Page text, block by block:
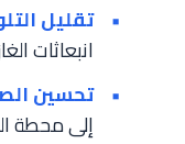
تقليل
انبعاثات
تحسين
إلى محطة